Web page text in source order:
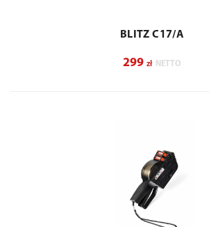
BLITZ C17/A
299 zł NETTO